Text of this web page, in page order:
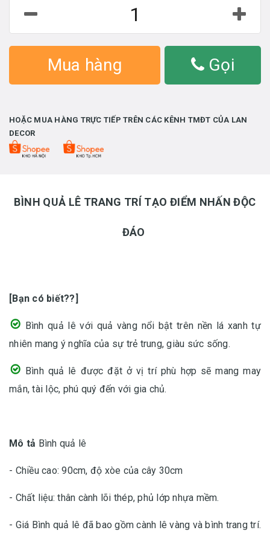
Mua hàng Gọi
HOẶC MUA HÀNG TRỰC TIẾP TRÊN CÁC KÊNH TMĐT CỦA LAN
DECOR
BÌNH QUẢ LÊ TRANG TRÍ TẠO ĐIỂM NHẤN ĐỘC
ĐÁO
[Bạn có biết??]
Bình quả lê với quả vàng nổi bật trên nền lá xanh tự
nhiên mang ý nghĩa của sự trẻ trung, giàu sức sống.
Bình quả lê được đặt ở vị trí phù hợp sẽ mang may
mắn, tài lộc, phú quý đến với gia chủ.
Mô tả Bình quả lê
- Chiều cao: 90cm, độ xòe của cây 30cm
- Chất liệu: thân cành lõi thép, phủ lớp nhựa mềm.
- Giá Bình quả lê đã bao gồm cành lê vàng và bình trang trí.